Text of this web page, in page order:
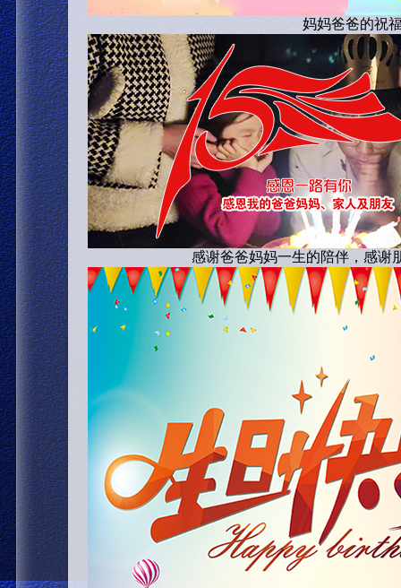
妈妈爸爸的祝
感谢爸爸妈妈一生的陪伴，感谢朋友